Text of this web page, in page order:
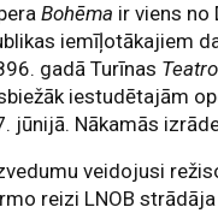
Bohēma ir viens no
iemīļotākajiem
gadā Turīnas
iestudētajām
jūnijā. Nākamās
veidojusi
reizi LNOB